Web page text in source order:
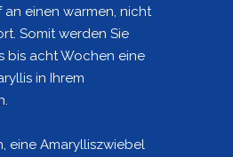
an einen warmen, nicht
Somit werden Sie
bis acht Wochen eine
in Ihrem
eine Amarylliszwiebel